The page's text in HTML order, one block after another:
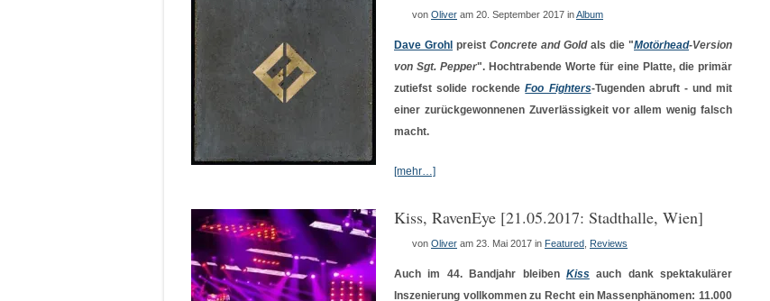
von Oliver am 20. September 2017 inAlbum
Dave Grohl preist Concrete and Goldals die "Motörhead-Version
von Sgt. Pepper". Hochtrabende Worte für eine Platte, die primär
zutiefst solide rockendeFoo Fighters-Tugenden abruft - und mit
einer zurückgewonnenen Zuverlässigkeit vor allem wenig falsch
macht.
[mehr…]
Kiss, RavenEye [21.05.2017: Stadthalle, Wien]
von Oliver am 23. Mai 2017 in Featured Reviews
Auch im 44. Bandjahr bleiben Kissauch dank spektakulärer
Inszenierung vollkommen zu Recht ein Massenphänomen: 11.000